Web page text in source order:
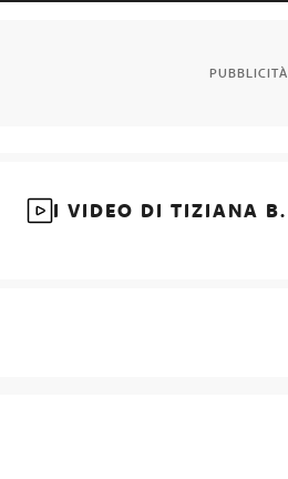
PUBBLICITÀ
I VIDEO DI TIZIANA B.